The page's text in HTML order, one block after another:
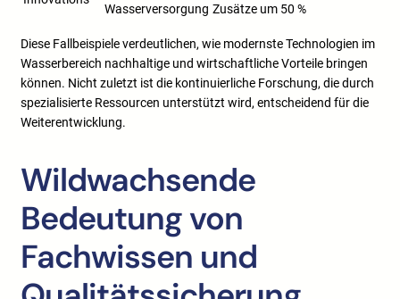
Wasserversorgung Zusätze um 50 %
Diese Fallbeispiele verdeutlichen, wie modernste Technologien im
Wasserbereich nachhaltige und wirtschaftliche Vorteile bringen
können. Nicht zuletzt ist die kontinuierliche Forschung, die durch
spezialisierte Ressourcen unterstützt wird, entscheidend für die
Weiterentwicklung.
Wildwachsende
Bedeutung von
Fachwissen und